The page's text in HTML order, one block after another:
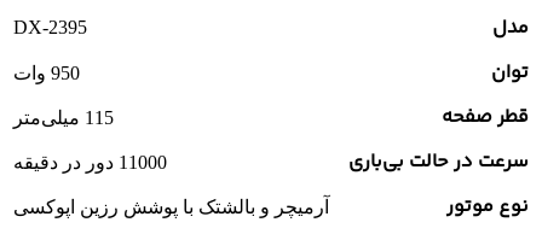
مدل DX-2395
توان 950 وات
قطر صفحه 115 میلی‌متر
سرعت در حالت بی‌باری 11000 دور در دقیقه
نوع موتور آرمیچر و بالشتک با پوشش رزین اپوکسی